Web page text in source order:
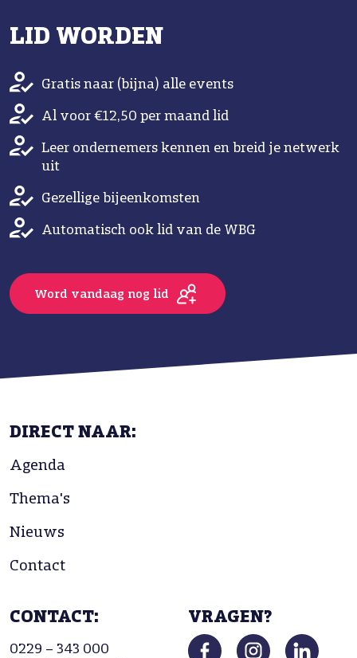
LID WORDEN
Gratis naar (bijna) alle events
Al voor €12,50 per maand lid
Leer ondernemers kennen en breid je netwerk
uit
Gezellige bijeenkomsten
Automatisch ook lid van de WBG
Word vandaag nog lid
DIRECT NAAR:
Agenda
Thema's
Nieuws
Contact
CONTACT:
0229 – 343 000
VRAGEN?